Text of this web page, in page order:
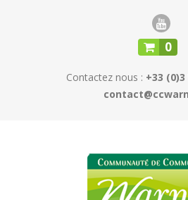
0
Contactez nous : +33 (0)3